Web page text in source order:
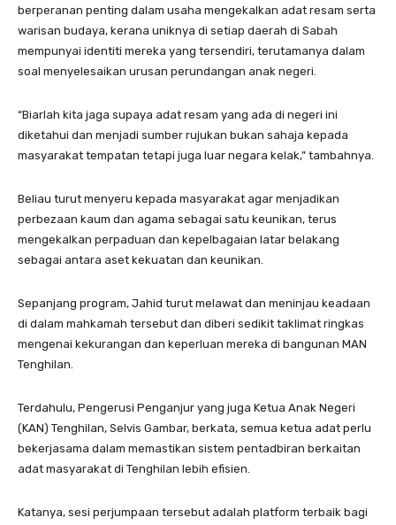
berperanan penting dalam usaha mengekalkan adat resam serta
warisan budaya, kerana uniknya di setiap daerah di Sabah
mempunyai identiti mereka yang tersendiri, terutamanya dalam
soal menyelesaikan urusan perundangan anak negeri.
“Biarlah kita jaga supaya adat resam yang ada di negeri ini
diketahui dan menjadi sumber rujukan bukan sahaja kepada
masyarakat tempatan tetapi juga luar negara kelak,” tambahnya.
Beliau turut menyeru kepada masyarakat agar menjadikan
perbezaan kaum dan agama sebagai satu keunikan, terus
mengekalkan perpaduan dan kepelbagaian latar belakang
sebagai antara aset kekuatan dan keunikan.
Sepanjang program, Jahid turut melawat dan meninjau keadaan
di dalam mahkamah tersebut dan diberi sedikit taklimat ringkas
mengenai kekurangan dan keperluan mereka di bangunan MAN
Tenghilan.
Terdahulu, Pengerusi Penganjur yang juga Ketua Anak Negeri
(KAN) Tenghilan, Selvis Gambar, berkata, semua ketua adat perlu
bekerjasama dalam memastikan sistem pentadbiran berkaitan
adat masyarakat di Tenghilan lebih efisien.
Katanya, sesi perjumpaan tersebut adalah platform terbaik bagi